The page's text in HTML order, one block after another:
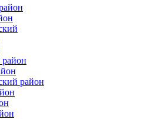
район